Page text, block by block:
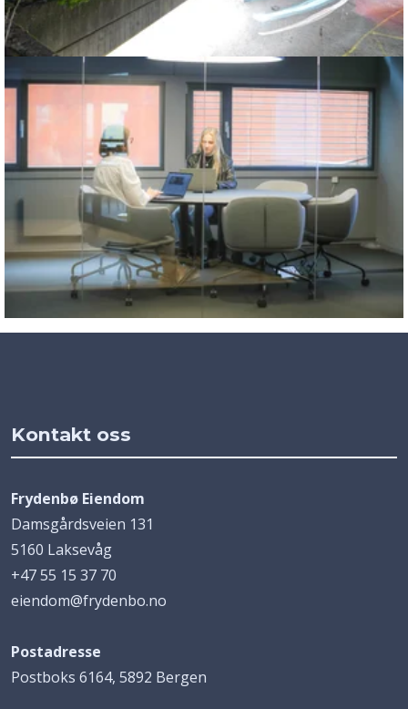
Kontakt oss
Frydenbø Eiendom
Damsgårdsveien 131
5160 Laksevåg
+47 55 15 37 70
eiendom@frydenbo.no
Postadresse
Postboks 6164, 5892 Bergen